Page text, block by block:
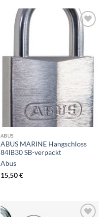
ABUS
ABUS MARINE Hangschloss
84IB30 SB-verpackt
Abus
15,50€